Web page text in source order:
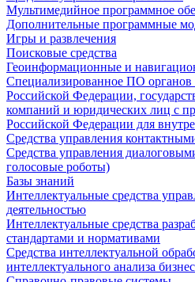
Мультимедийное программное
Дополнительные программные
Игры и развлечения
Поисковые средства
Геоинформационные и
Специализированное ПО органов
Российской Федерации,
компаний и юридических лиц с
Российской Федерации для
Средства управления
Средства управления
голосовые роботы)
Базы знаний
Интеллектуальные средства
деятельностью
Интеллектуальные средства
стандартами и нормативами
Средства интеллектуальной
интеллектуального анализа